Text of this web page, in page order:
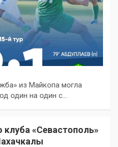
из Майкопа могла
один на один с…
«Севастополь»